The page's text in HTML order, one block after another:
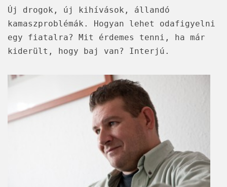
Új drogok, új kihívások, állandó
kamaszproblémák. Hogyan lehet odafigyelni
egy fiatalra? Mit érdemes tenni, ha már
kiderült, hogy baj van? Interjú.